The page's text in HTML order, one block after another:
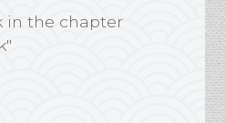
in the chapter